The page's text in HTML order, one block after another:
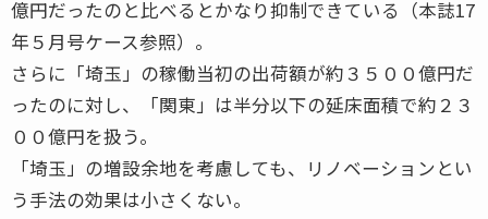
億円だったのと比べるとかなり抑制できている（本誌17
年５月号ケース参照）。
さらに「埼玉」の稼働当初の出荷額が約３５００億円だ
ったのに対し、「関東」は半分以下の延床面積で約２３
００億円を扱う。
「埼玉」の増設余地を考慮しても、リノベーションとい
う手法の効果は小さくない。